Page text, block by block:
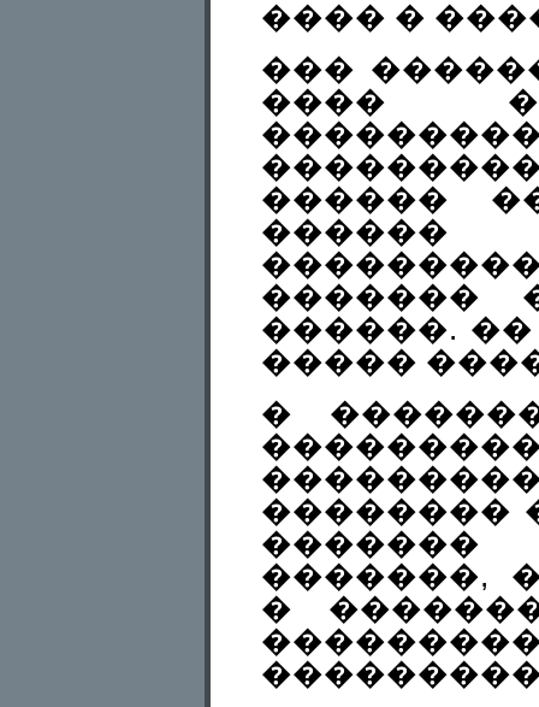
���� �
���
����
������
�������
������.
�����
�
��������
�������,
�